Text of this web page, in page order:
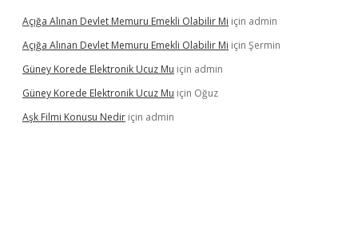
Açığa Alınan Devlet Memuru Emekli Olabilir Mi için admin
Açığa Alınan Devlet Memuru Emekli Olabilir Mi için Şermin
Güney Korede Elektronik Ucuz Mu için admin
Güney Korede Elektronik Ucuz Mu için Oğuz
Aşk Filmi Konusu Nedir için admin